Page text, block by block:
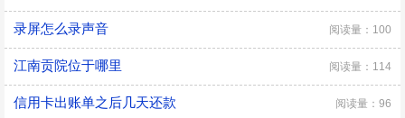
录屏怎么录声音 阅读量：100
江南贡院位于哪里 阅读量：114
信用卡出账单之后几天还款 阅读量：96